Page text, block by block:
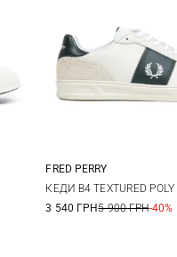
7 UK 8 UK 9
FRED PERRY
КЕДИ B4 TEXTURED POLY
3 540 ГРН5 900 ГРН-40%